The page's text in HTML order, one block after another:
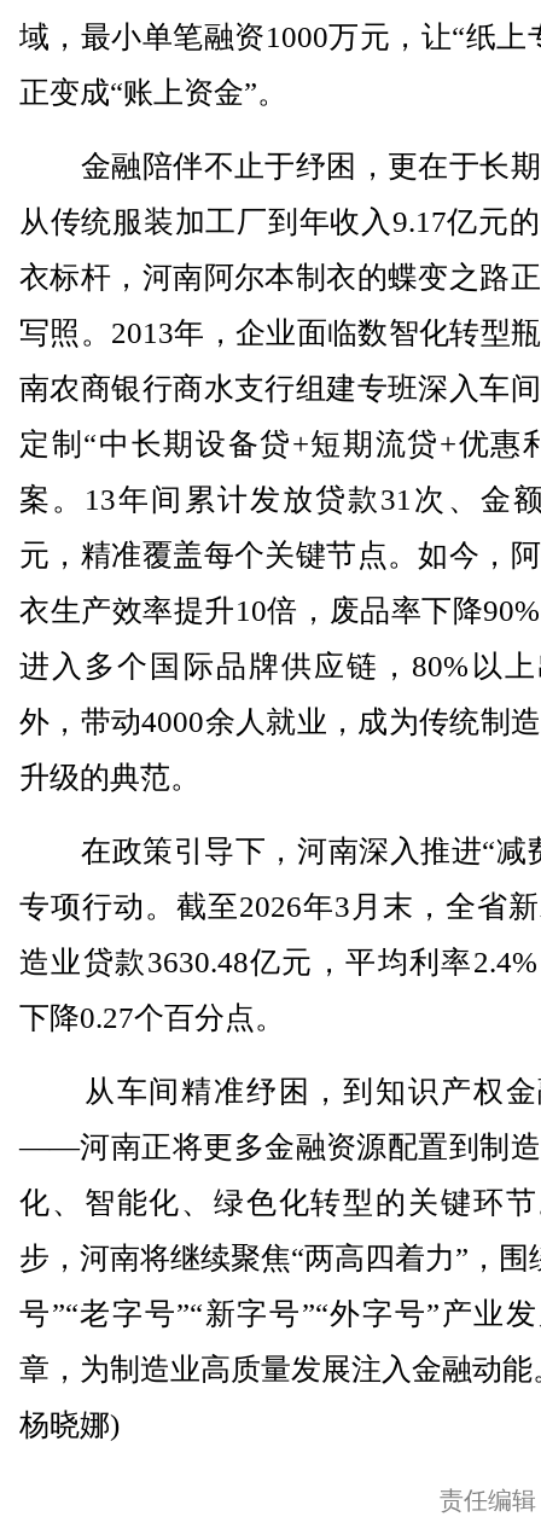
域，最小单笔融资1000万元，让“纸上
正变成“账上资金”。
金融陪伴不止于纾困，更在于长
从传统服装加工厂到年收入9.17亿元
衣标杆，河南阿尔本制衣的蝶变之路
写照。2013年，企业面临数智化转型
南农商银行商水支行组建专班深入车
定制“中长期设备贷+短期流贷+优惠
案。13年间累计发放贷款31次、金
元，精准覆盖每个关键节点。如今，
衣生产效率提升10倍，废品率下降
进入多个国际品牌供应链，80%以
外，带动4000余人就业，成为传统制
升级的典范。
在政策引导下，河南深入推进“减
专项行动。截至2026年3月末，全省
造业贷款3630.48亿元，平均利率
下降0.27个百分点。
从车间精准纾困，到知识产权金
——河南正将更多金融资源配置到制
化、智能化、绿色化转型的关键环
步，河南将继续聚焦“两高四着力”，围
号”“老字号”“新字号”“外字号”产业
章，为制造业高质量发展注入金融动能
杨晓娜)
责任编